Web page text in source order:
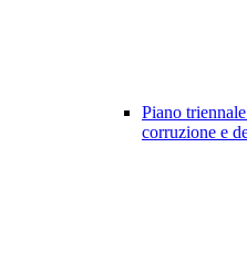
Piano
corruzione e